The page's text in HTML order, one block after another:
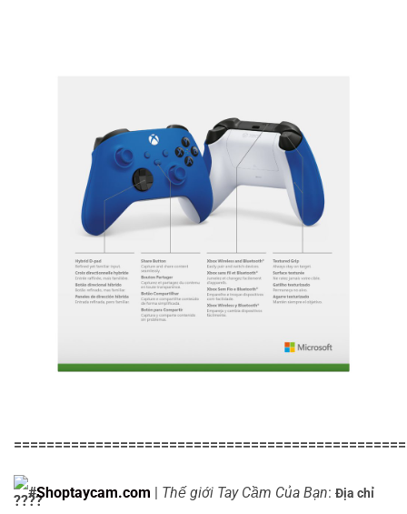
#Shoptaycam.com | Thế giới Tay Cầm Của Bạn: Địa chỉ